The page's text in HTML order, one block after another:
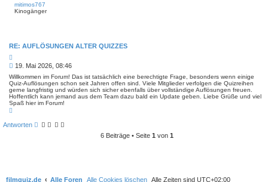
o
b
mitimos767
Kinogänger
RE: AUFLÖSUNGEN ALTER QUIZZES
i
t
i
e
r
e
n
B
e
i
t
r
a
19. Mai 2026, 08:46
Willkommen im Forum! Das ist tatsächlich eine berechtigte Frage, besonders wenn einige
Quiz-Auflösungen schon seit Jahren offen sind. Viele Mitglieder verfolgen die Quizreihen
gerne langfristig und würden sich sicher ebenfalls über vollständige Auflösungen freuen.
Hoffentlich kann jemand aus dem Team dazu bald ein Update geben. Liebe Grüße und viel
Spaß hier im Forum!
h
Antworten
6 Beiträge • Seite 1 von 1
filmquiz.de Alle Foren Alle Cookies löschen Alle Zeiten sind UTC+02:00